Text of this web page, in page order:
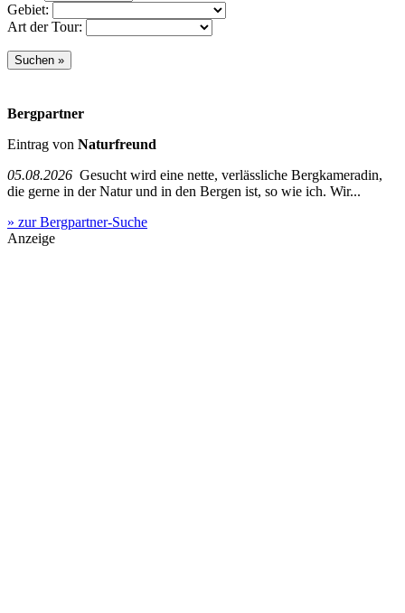
Gebiet:
Art der Tour:
Bergpartner
Eintrag von Naturfreund
05.08.2026 Gesucht wird eine nette, verlässliche Bergkameradin,
die gerne in der Natur und in den Bergen ist, so wie ich. Wir...
» zur Bergpartner-Suche
Anzeige